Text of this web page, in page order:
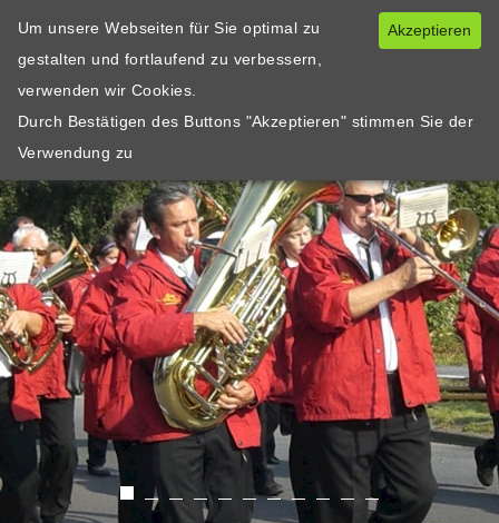
Akzeptieren
Um unsere Webseiten für Sie optimal zu
gestalten und fortlaufend zu verbessern,
verwenden wir Cookies.
Durch Bestätigen des Buttons "Akzeptieren" stimmen Sie der
Verwendung zu